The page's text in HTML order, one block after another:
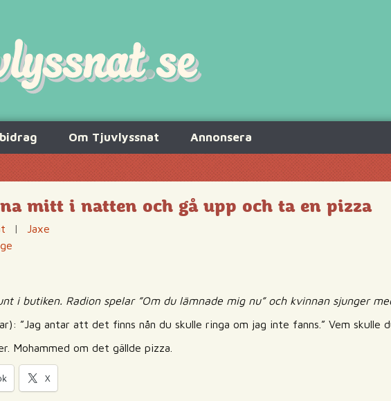
Om Tjuvlyssnat Annonsera
mitt i natten och gå upp och ta en pizza
|
Jaxe
i butiken. Radion spelar ”Om du lämnade mig nu” och kvinnan sjunger
”Jag antar att det finns nån du skulle ringa om jag inte fanns.” Vem skulle
Mohammed om det gällde pizza.
X